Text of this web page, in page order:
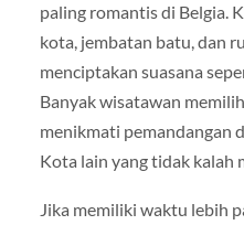
paling romantis di Belgia.
kota, jembatan batu, dan
menciptakan suasana
Banyak wisatawan
menikmati pemandangan
Kota lain yang tidak kalah
Jika memiliki waktu lebih